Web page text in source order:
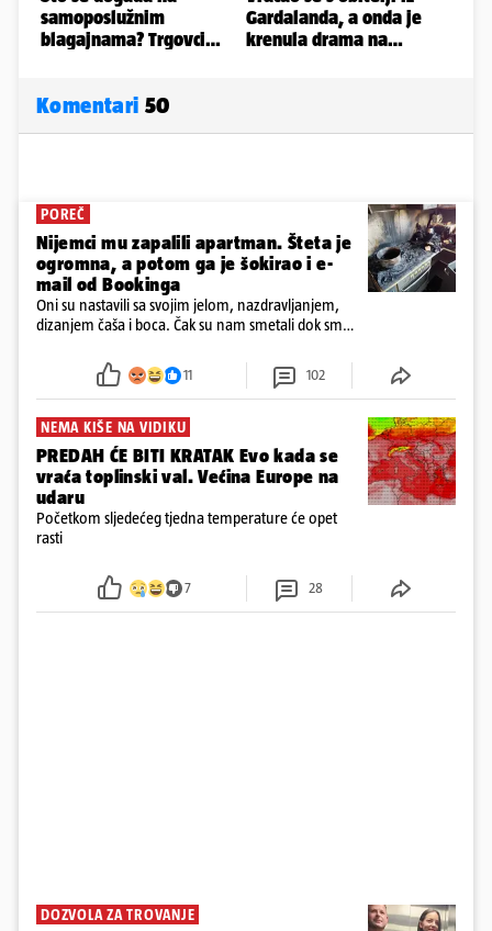
Komentari 50
POREČ
Nijemci mu zapalili apartman. Šteta je
ogromna, a potom ga je šokirao i e-
mail od Bookinga
Oni su nastavili sa svojim jelom, nazdravljanjem,
dizanjem čaša i boca. Čak su nam smetali dok smo
požar, rekao je vlasnik
11 102
NEMA KIŠE NA VIDIKU
PREDAH ĆE BITI KRATAK Evo kada se
vraća toplinski val. Većina Europe na
udaru
Početkom sljedećeg tjedna temperature će opet
rasti
7 28
DOZVOLA ZA TROVANJE